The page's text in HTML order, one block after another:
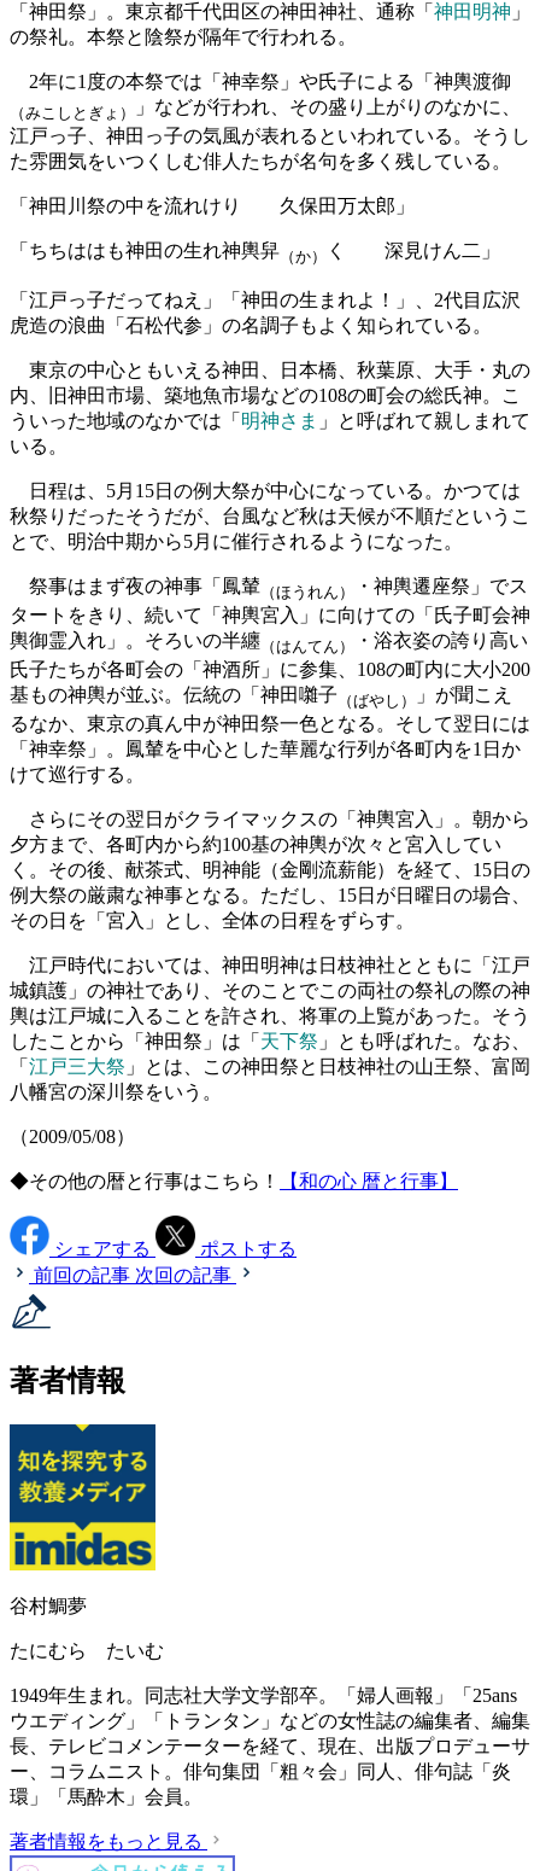
「神田祭」。東京都千代田区の神田神社、通称「 神田明神 」
の祭礼。本祭と陰祭が隔年で行われる。
2年に1度の本祭では「神幸祭」や氏子による「神輿渡御
（みこしとぎょ）
」などが行われ、その盛り上がりのなかに、
江戸っ子、神田っ子の気風が表れるといわれている。そうし
た雰囲気をいつくしむ俳人たちが名句を多く残している。
「神田川祭の中を流れけり 久保田万太郎」
「ちちははも神田の生れ神輿舁 （か） く 深見けん二」
「江戸っ子だってねえ」「神田の生まれよ！」、2代目広沢
虎造の浪曲「石松代参」の名調子もよく知られている。
東京の中心ともいえる神田、日本橋、秋葉原、大手・丸の
内、旧神田市場、築地魚市場などの108の町会の総氏神。こ
ういった地域のなかでは「 明神さま 」と呼ばれて親しまれて
いる。
日程は、5月15日の例大祭が中心になっている。かつては
秋祭りだったそうだが、台風など秋は天候が不順だというこ
とで、明治中期から5月に催行されるようになった。
祭事はまず夜の神事「鳳輦 （ほうれん）
・神輿遷座祭」でス
タートをきり、続いて「神輿宮入」に向けての「氏子町会神
輿御霊入れ」。そろいの半纏 （はんてん）
・浴衣姿の誇り高い
氏子たちが各町会の「神酒所」に参集、108の町内に大小200
基もの神輿が並ぶ。伝統の「神田囃子 （ばやし）
」が聞こえ
るなか、東京の真ん中が神田祭一色となる。そして翌日には
「神幸祭」。鳳輦を中心とした華麗な行列が各町内を1日か
けて巡行する。
さらにその翌日がクライマックスの「神輿宮入」。朝から
夕方まで、各町内から約100基の神輿が次々と宮入してい
く。その後、献茶式、明神能（金剛流薪能）を経て、15日の
例大祭の厳粛な神事となる。ただし、15日が日曜日の場合、
その日を「宮入」とし、全体の日程をずらす。
江戸時代においては、神田明神は日枝神社とともに「江戸
城鎮護」の神社であり、そのことでこの両社の祭礼の際の神
輿は江戸城に入ることを許され、将軍の上覧があった。そう
したことから「神田祭」は「 天下祭 」とも呼ばれた。なお、
「 江戸三大祭 」とは、この神田祭と日枝神社の山王祭、富岡
八幡宮の深川祭をいう。
（2009/05/08）
◆その他の暦と行事はこちら！ 【和の心 暦と行事】
シェアする
ポストする
前回の記事 次回の記事
著者情報
谷村鯛夢
たにむら たいむ
1949年生まれ。同志社大学文学部卒。「婦人画報」「25ans
ウエディング」「トランタン」などの女性誌の編集者、編集
長、テレビコメンテーターを経て、現在、出版プロデューサ
ー、コラムニスト。俳句集団「粗々会」同人、俳句誌「炎
環」「馬酔木」会員。
著者情報をもっと見る